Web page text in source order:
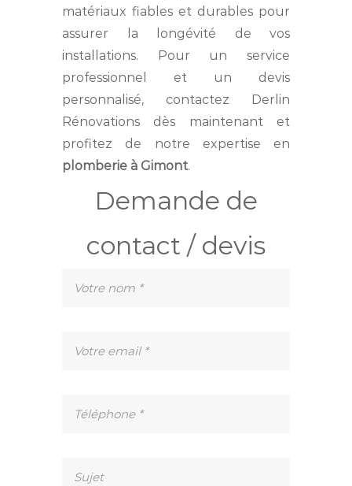
matériaux fiables et durables pour
assurer la longévité de vos
installations. Pour un service
professionnel et un devis
personnalisé, contactez Derlin
Rénovations dès maintenant et
profitez de notre expertise en
plomberie à Gimont.
Demande de
contact / devis